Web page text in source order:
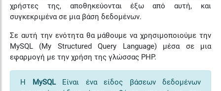
χρήστες της, αποθηκεύονται έξω από αυτή, και
συγκεκριμένα σε μια βάση δεδομένων.
Σε αυτή την ενότητα θα μάθουμε να χρησιμοποιούμε την
MySQL (My Structured Query Language) μέσα σε μια
εφαρμογή με την χρήση της γλώσσας PHP.
Η MySQLΕίναι ένα είδος βάσεων δεδομένων